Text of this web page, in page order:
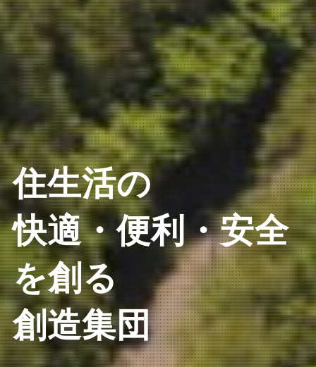
住生活の
快適・便利・安全
を創る
創造集団